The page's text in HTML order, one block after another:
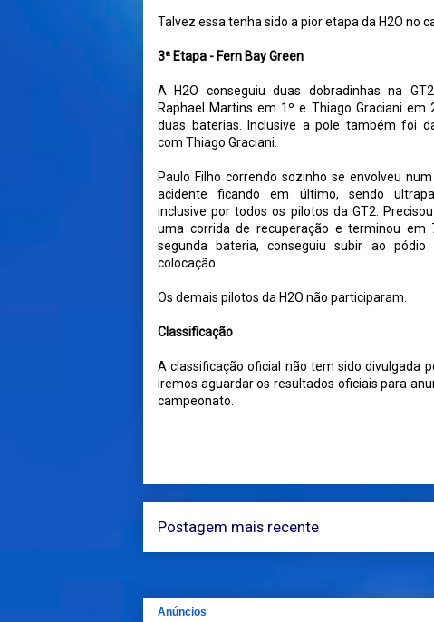
Talvez essa tenha sido a pior etapa da H2O no
3ª Etapa - Fern Bay Green
A H2O conseguiu duas dobradinhas na
Raphael Martins em 1º e Thiago Graciani em
duas baterias. Inclusive a pole também foi
com Thiago Graciani.
Paulo Filho correndo sozinho se envolveu
acidente ficando em último, sendo
inclusive por todos os pilotos da GT2.
uma corrida de recuperação e terminou em
segunda bateria, conseguiu subir ao pódio
colocação.
Os demais pilotos da H2O não participaram.
Classificação
A classificação oficial não tem sido divulgada
iremos aguardar os resultados oficiais para
campeonato.
Postagem mais recente
Anúncios